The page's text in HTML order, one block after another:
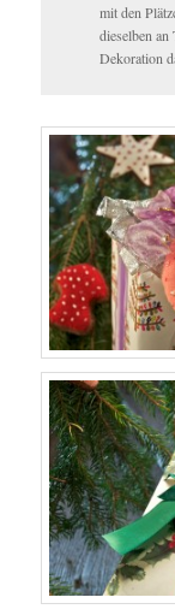
mit den
dieselben an
Dekoration